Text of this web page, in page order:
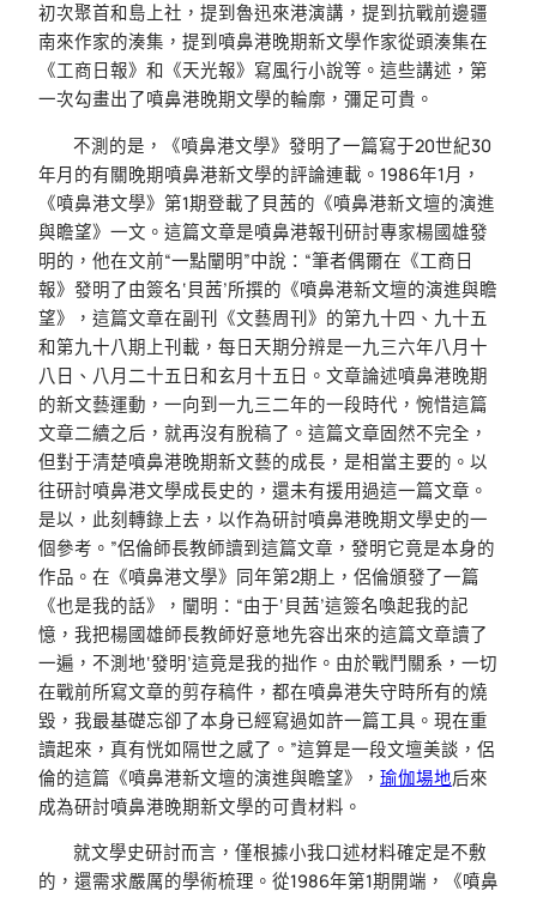
初次聚首和島上社，提到魯迅來港演講，提到抗戰前邊疆
南來作家的湊集，提到噴鼻港晚期新文學作家從頭湊集在
《工商日報》和《天光報》寫風行小說等。這些講述，第
一次勾畫出了噴鼻港晚期文學的輪廓，彌足可貴。
不測的是，《噴鼻港文學》發明了一篇寫于20世紀30
年月的有關晚期噴鼻港新文學的評論連載。1986年1月，
《噴鼻港文學》第1期登載了貝茜的《噴鼻港新文壇的演進
與瞻望》一文。這篇文章是噴鼻港報刊研討專家楊國雄發
明的，他在文前“一點闡明”中說：“筆者偶爾在《工商日
報》發明了由簽名‘貝茜’所撰的《噴鼻港新文壇的演進與瞻
望》，這篇文章在副刊《文藝周刊》的第九十四、九十五
和第九十八期上刊載，每日天期分辨是一九三六年八月十
八日、八月二十五日和玄月十五日。文章論述噴鼻港晚期
的新文藝運動，一向到一九三二年的一段時代，惋惜這篇
文章二續之后，就再沒有脫稿了。這篇文章固然不完全，
但對于清楚噴鼻港晚期新文藝的成長，是相當主要的。以
往研討噴鼻港文學成長史的，還未有援用過這一篇文章。
是以，此刻轉錄上去，以作為研討噴鼻港晚期文學史的一
個參考。”侶倫師長教師讀到這篇文章，發明它竟是本身的
作品。在《噴鼻港文學》同年第2期上，侶倫頒發了一篇
《也是我的話》，闡明：“由于‘貝茜’這簽名喚起我的記
憶，我把楊國雄師長教師好意地先容出來的這篇文章讀了
一遍，不測地‘發明’這竟是我的拙作。由於戰鬥關系，一切
在戰前所寫文章的剪存稿件，都在噴鼻港失守時所有的燒
毀，我最基礎忘卻了本身已經寫過如許一篇工具。現在重
讀起來，真有恍如隔世之感了。”這算是一段文壇美談，侶
倫的這篇《噴鼻港新文壇的演進與瞻望》， 瑜伽場地后來
成為研討噴鼻港晚期新文學的可貴材料。
就文學史研討而言，僅根據小我口述材料確定是不敷
的，還需求嚴厲的學術梳理。從1986年第1期開端，《噴鼻